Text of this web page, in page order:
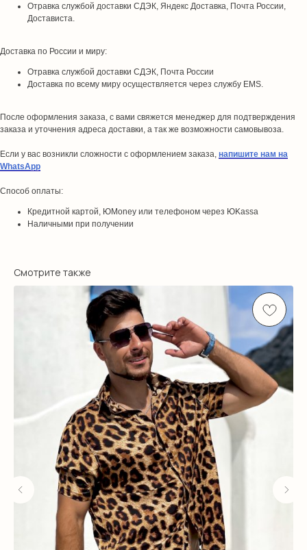
Отравка службой доставки СДЭК, Яндекс Доставка, Почта России,
Достависта.
Доставка по России и миру:
Отравка службой доставки СДЭК, Почта России
Доставка по всему миру осуществляется через службу EMS.
После оформления заказа, с вами свяжется менеджер для подтверждения
заказа и уточнения адреса доставки, а так же возможности самовывоза.
Если у вас возникли сложности с оформлением заказа, напишите нам на
WhatsApp
Способ оплаты:
Кредитной картой, ЮMoney или телефоном через ЮKassa
Наличными при получении
Смотрите также